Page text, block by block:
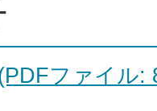
ファイル: